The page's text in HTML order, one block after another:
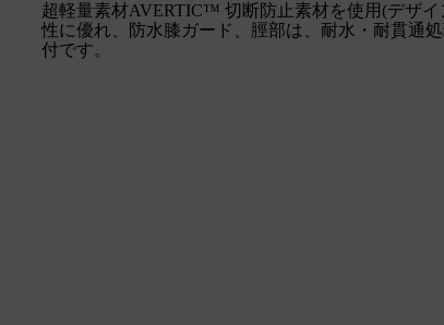
超軽量素材AVERTIC™ 切断防止素材を使用(デザ
性に優れ、防水膝ガード、脛部は、耐水・耐貫通
付です。